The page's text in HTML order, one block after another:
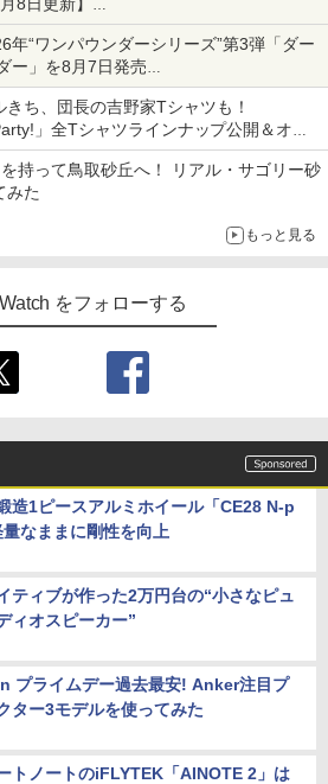
では「大神 絶景版」が67%オフで990円
年“ワンパウンダーシリーズ”第3弾「ダー
ー」を8月7日発売
ソース」を使用した超大型チーズバーガー
ち、団長の吉野家Tシャツも！
」全Tシャツラインナップ公開＆オン
持って鳥取砂丘へ！ リアル・サゴリー砂
みた
もっと見る
をフォローする
造1ピースアルミホイール「CE28 N-p
なままに剛性を向上
ティブが作った2万円台の“小さなピュ
ィオスピーカー”
プライムデー過去最安! Anker注目プ
ター3モデルを使ってみた
トノートのiFLYTEK「AINOTE 2」は